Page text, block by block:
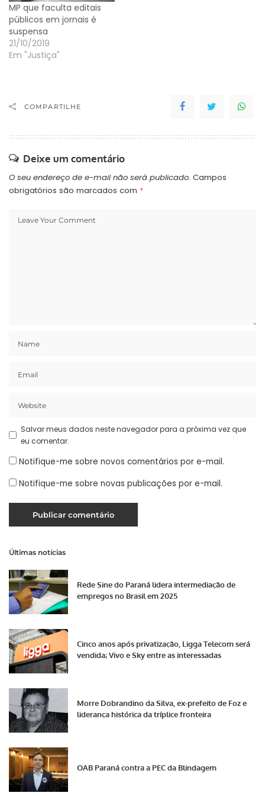
MP que faculta editais
públicos em jornais é
suspensa
21/10/2019
Em "Justiça"
COMPARTILHE
Deixe um comentário
O seu endereço de e-mail não será publicado. Campos
obrigatórios são marcados com *
Salvar meus dados neste navegador para a próxima vez que
eu comentar.
Notifique-me sobre novos comentários por e-mail.
Notifique-me sobre novas publicações por e-mail.
Últimas notícias
Rede Sine do Paraná lidera intermediação de
empregos no Brasil em 2025
Cinco anos após privatização, Ligga Telecom será
vendida; Vivo e Sky entre as interessadas
Morre Dobrandino da Silva, ex-prefeito de Foz e
liderança histórica da tríplice fronteira
OAB Paraná contra a PEC da Blindagem